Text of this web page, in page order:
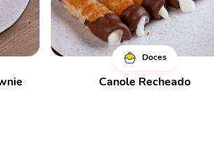
Doces
Canole Recheado